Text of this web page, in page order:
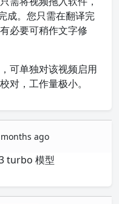
成。您只需在翻译完
必要可稍作文字修
可单独对该视频启用
对，工作量极小。
ago
turbo 模型